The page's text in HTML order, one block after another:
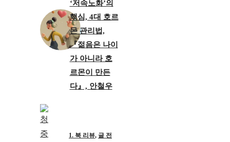
‘저속노화’의
핵심, 4대 호르
몬 관리법,
『젊음은 나이
가 아니라 호
르몬이 만든
다』, 안철우
1. 북 리뷰, 글 전